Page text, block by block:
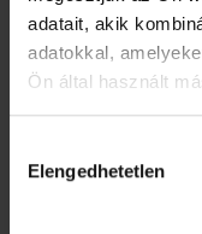
adatait, akik
adatokkal,
Ön által használt
kiválasztása
Elengedhetetlen
Agrofeed UNI
MEZ JÁTÉKOS